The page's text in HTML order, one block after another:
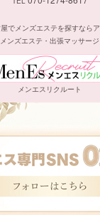
メンズエステ・出張マッサージ
メンエスリクルート